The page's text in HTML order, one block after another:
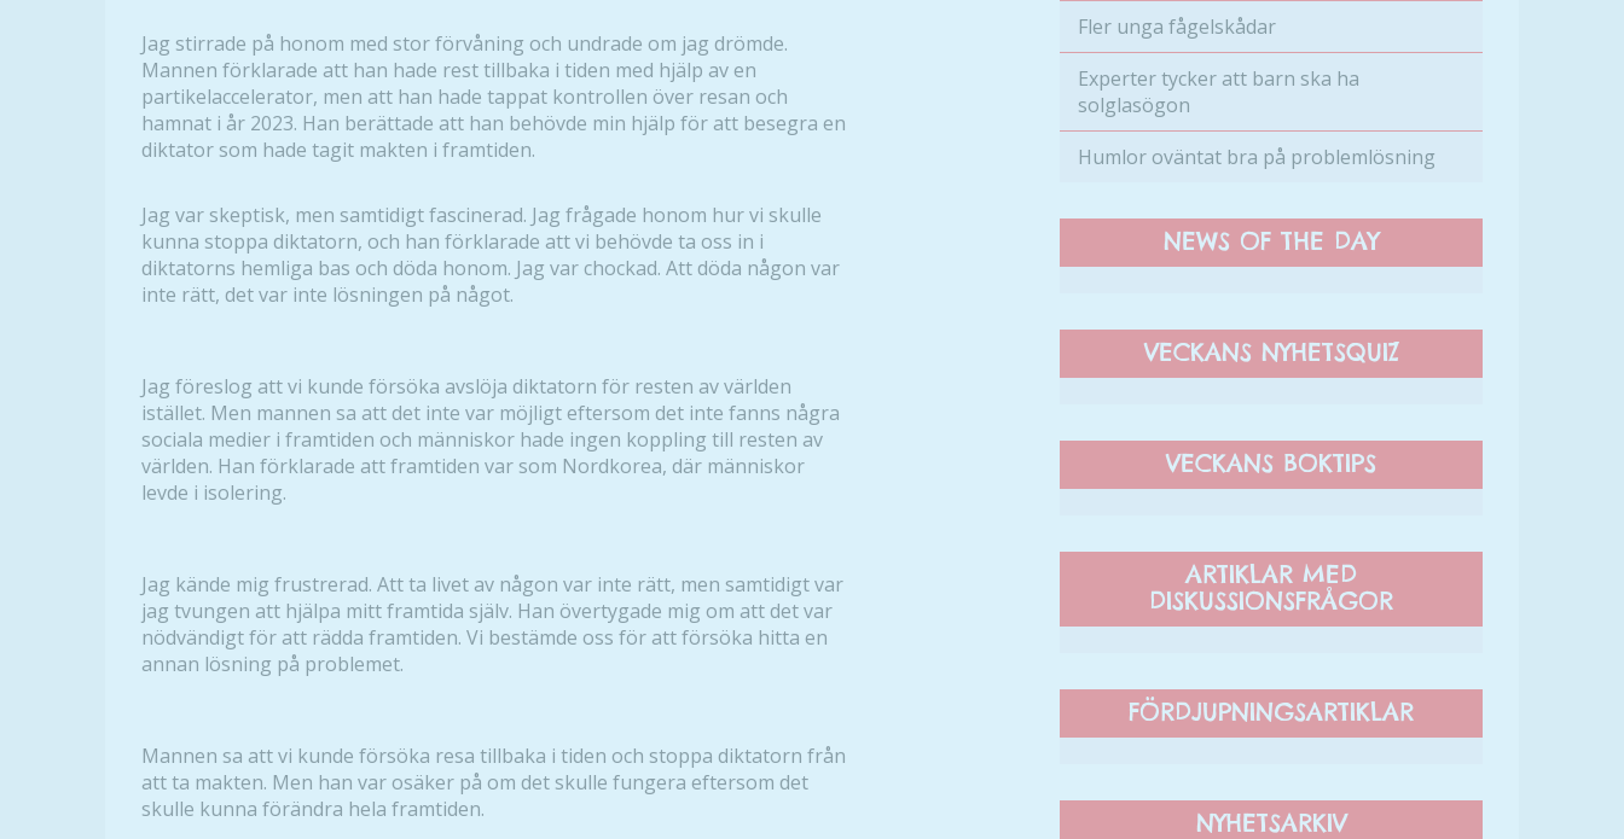
Jag stirrade på honom med stor förvåning och undrade om jag drömde.
Mannen förklarade att han hade rest tillbaka i tiden med hjälp av en
partikelaccelerator, men att han hade tappat kontrollen över resan och
hamnat i år 2023. Han berättade att han behövde min hjälp för att besegra en
diktator som hade tagit makten i framtiden.
Jag var skeptisk, men samtidigt fascinerad. Jag frågade honom hur vi skulle
kunna stoppa diktatorn, och han förklarade att vi behövde ta oss in i
diktatorns hemliga bas och döda honom. Jag var chockad. Att döda någon var
inte rätt, det var inte lösningen på något.
Jag föreslog att vi kunde försöka avslöja diktatorn för resten av världen
istället. Men mannen sa att det inte var möjligt eftersom det inte fanns några
sociala medier i framtiden och människor hade ingen koppling till resten av
världen. Han förklarade att framtiden var som Nordkorea, där människor
levde i isolering.
Jag kände mig frustrerad. Att ta livet av någon var inte rätt, men samtidigt var
jag tvungen att hjälpa mitt framtida själv. Han övertygade mig om att det var
nödvändigt för att rädda framtiden. Vi bestämde oss för att försöka hitta en
annan lösning på problemet.
Mannen sa att vi kunde försöka resa tillbaka i tiden och stoppa diktatorn från
att ta makten. Men han var osäker på om det skulle fungera eftersom det
skulle kunna förändra hela framtiden.
Fler unga fågelskådar
Experter tycker att barn ska ha
solglasögon
Humlor oväntat bra på problemlösning
NEWS OF THE DAY
VECKANS NYHETSQUIZ
VECKANS BOKTIPS
ARTIKLAR MED
DISKUSSIONSFRÅGOR
FÖRDJUPNINGSARTIKLAR
NYHETSARKIV